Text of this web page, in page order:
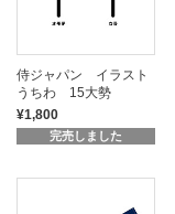
侍ジャパン イラスト
うちわ 15大勢
¥1,800
完売しました